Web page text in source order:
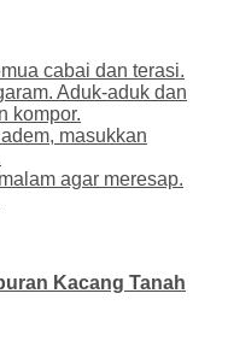
cabai dan terasi.
Aduk-aduk dan
kompor.
masukkan
agar meresap.
Kacang Tanah